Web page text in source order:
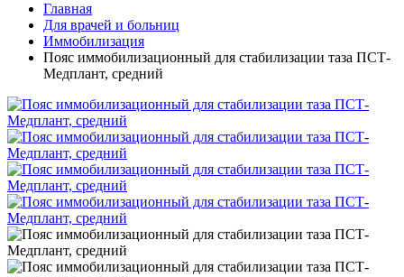
Главная
Для врачей и больниц
Иммобилизация
Пояс иммобилизационный для стабилизации таза ПСТ-
Медплант, средний